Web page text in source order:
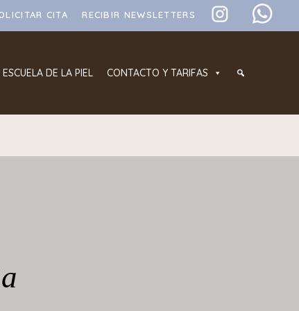
CITA RECIBIR NEWSLETTERS
ESCUELA DE LA PIEL CONTACTO Y TARIFAS